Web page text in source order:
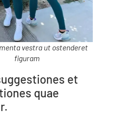
vestra ut ostenderet
figuram
et
quae